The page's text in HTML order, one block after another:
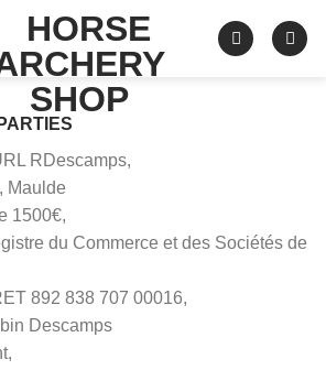
RDescamps,
Maulde
1500€,
du Commerce et des Sociétés de
892 838 707 00016,
Descamps